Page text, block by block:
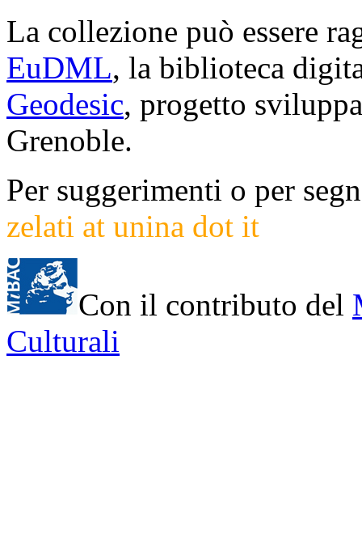
La collezione può essere
EuDML, la biblioteca
Geodesic, progetto
Grenoble.
Per suggerimenti o per
zelati at unina dot it
Con il contributo del
Culturali